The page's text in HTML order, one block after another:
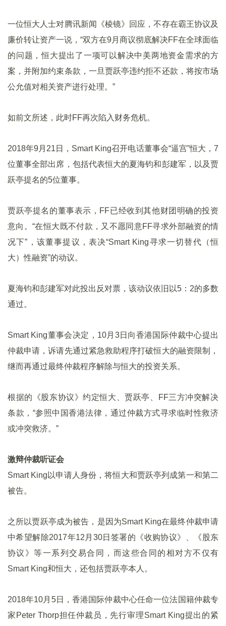
一位恒大人士对腾讯新闻《棱镜》回应，不存在霸王协议及
廉价转让资产一说，“双方在9月商议彻底解决FF在全球面临
的问题，恒大提出了一项可以解决中美两地资金需求的方
案，并附加约束条款，一旦贾跃亭违约拒不还款，将按市场
公允值对相关资产进行处理。”
如前文所述，此时FF再次陷入财务危机。
2018年9月21日，Smart King召开电话董事会“逼宫”恒大，7
位董事全部出席，包括代表恒大的夏海钧和彭建军，以及贾
跃亭提名的5位董事。
贾跃亭提名的董事表示，FF已经收到其他财团明确的投资
意向。“在恒大既不付款，又不愿同意FF寻求外部融资的情
况下”，该董事提议，表决“Smart King寻求一切替代（恒
大）性融资”的动议。
夏海钧和彭建军对此投出反对票，该动议依旧以5：2的多数
通过。
Smart King董事会决定，10月3日向香港国际仲裁中心提出
仲裁申请，诉请先通过紧急救助程序打破恒大的融资限制，
继而再通过最终仲裁程序解除与恒大的投资关系。
根据的《股东协议》约定恒大、贾跃亭、FF三方冲突解决
条款，“参照中国香港法律，通过仲裁方式寻求临时性救济
或冲突救济。”
激辩仲裁听证会
Smart King以申请人身份，将恒大和贾跃亭列成第一和第二
被告。
之所以贾跃亭成为被告，是因为Smart King在最终仲裁申请
中希望解除2017年12月30日签署的《收购协议》、《股东
协议》等一系列交易合同，而这些合同的相对方不仅有
Smart King和恒大，还包括贾跃亭本人。
2018年10月5日，香港国际仲裁中心任命一位法国籍仲裁专
家Peter Thorp担任仲裁员，先行审理Smart King提出的紧